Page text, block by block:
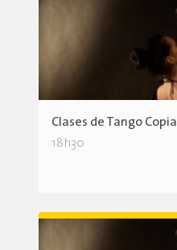
Clases de Tango Copia
18h30